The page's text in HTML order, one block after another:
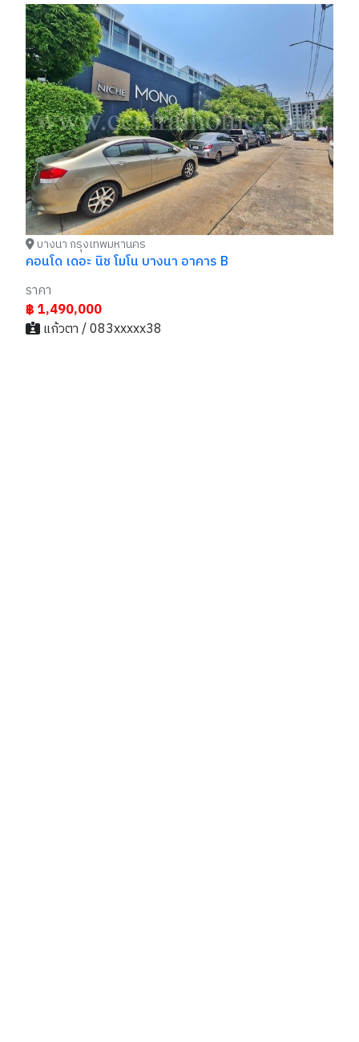
บางนา กรุงเทพมหานคร
คอนโด เดอะ นิช โมโน บางนา อาคาร B
ราคา
฿ 1,490,000
แก้วตา / 083xxxxx38